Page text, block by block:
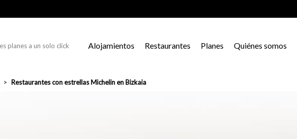
planes a un solo click Alojamientos Restaurantes Planes Quiénes somos
Restaurantes con estrellas Michelin en Bizkaia